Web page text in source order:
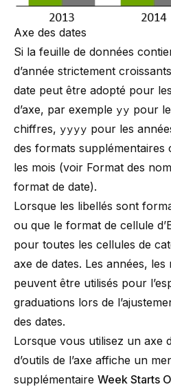
Axe des dates
Si la feuille de données
d’année strictement
date peut être adopté pour
d’axe, par exemple yy pour
chiffres, yyyy pour les
des formats supplémentaires
les mois (voir Format des
format de date).
Lorsque les libellés sont
ou que le format de cellule
pour toutes les cellules de
axe de dates. Les années, les
peuvent être utilisés pour
graduations lors de
des dates.
Lorsque vous utilisez un axe
d’outils de l’axe affiche un
supplémentaire Week Starts